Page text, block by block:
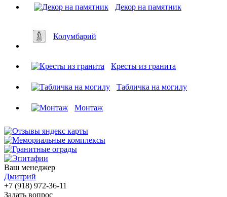
Декор на памятник
Колумбарий
Кресты из гранита
Табличка на могилу
Монтаж
Ваш менеджер
Дмитрий
+7 (918) 972-36-11
Задать вопрос